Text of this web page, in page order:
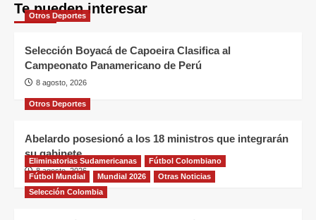
Te pueden interesar
Otros Deportes
Selección Boyacá de Capoeira Clasifica al
Campeonato Panamericano de Perú
8 agosto, 2026
Otros Deportes
Abelardo posesionó a los 18 ministros que integrarán
su gabinete
8 agosto, 2026
Eliminatorias Sudamericanas
Fútbol Colombiano
Fútbol Mundial
Mundial 2026
Otras Noticias
Selección Colombia